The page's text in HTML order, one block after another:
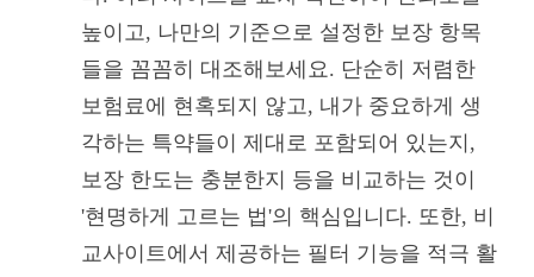
높이고, 나만의 기준으로 설정한 보장 항목
들을 꼼꼼히 대조해보세요. 단순히 저렴한
보험료에 현혹되지 않고, 내가 중요하게 생
각하는 특약들이 제대로 포함되어 있는지,
보장 한도는 충분한지 등을 비교하는 것이
'현명하게 고르는 법'의 핵심입니다. 또한, 비
교사이트에서 제공하는 필터 기능을 적극 활